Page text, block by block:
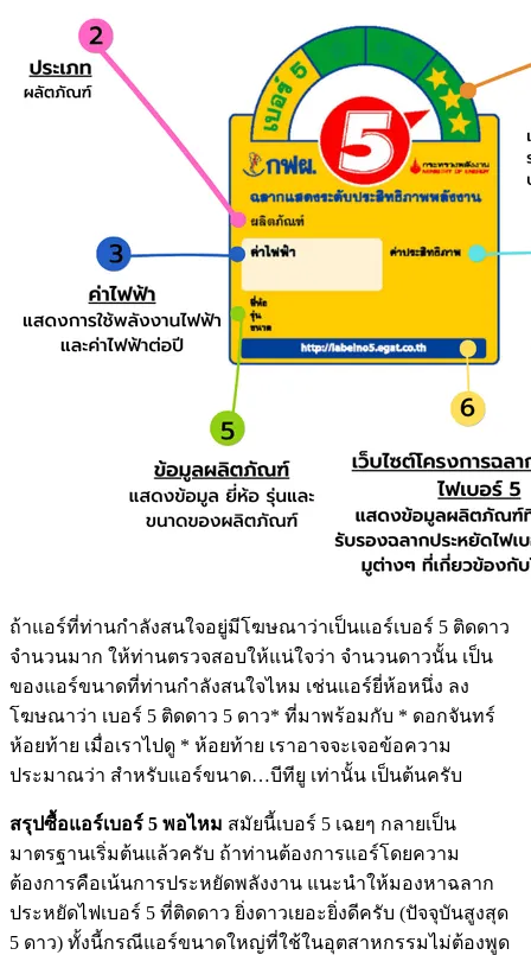
ถ้าแอร์ที่ท่านกำลังสนใจอยู่มีโฆษณาว่าเป็นแอร์เบอร์ 5 ติดดาว
จำนวนมาก ให้ท่านตรวจสอบให้แน่ใจว่า จำนวนดาวนั้น เป็น
ของแอร์ขนาดที่ท่านกำลังสนใจไหม เช่นแอร์ยี่ห้อหนึ่ง ลง
โฆษณาว่า เบอร์ 5 ติดดาว 5 ดาว* ที่มาพร้อมกับ * ดอกจันทร์
ห้อยท้าย เมื่อเราไปดู * ห้อยท้าย เราอาจจะเจอข้อความ
ประมาณว่า สำหรับแอร์ขนาด…บีทียู เท่านั้น เป็นต้นครับ
สรุปซื้อแอร์เบอร์ 5 พอไหม สมัยนี้เบอร์ 5 เฉยๆ กลายเป็น
มาตรฐานเริ่มต้นแล้วครับ ถ้าท่านต้องการแอร์โดยความ
ต้องการคือเน้นการประหยัดพลังงาน แนะนำให้มองหาฉลาก
ประหยัดไฟเบอร์ 5 ที่ติดดาว ยิ่งดาวเยอะยิ่งดีครับ (ปัจจุบันสูงสุด
5 ดาว) ทั้งนี้กรณีแอร์ขนาดใหญ่ที่ใช้ในอุตสาหกรรมไม่ต้องพูด